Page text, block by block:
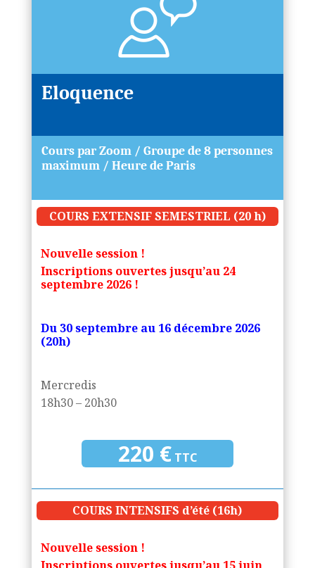
Eloquence
Cours par Zoom / Groupe de 8 personnes
maximum / Heure de Paris
COURS EXTENSIF SEMESTRIEL (20 h)
Nouvelle session !
Inscriptions ouvertes jusqu’au 24
septembre2026 !
Du 30 septembre au 16décembre 2026
(20h)
Mercredis
18h30 – 20h30
220 € TTC
COURS INTENSIFS d’été (16h)
Nouvelle session !